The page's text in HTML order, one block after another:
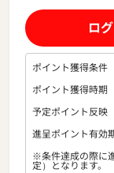
生活様式が変わ
化を遂げています
だからこそダス
お応えできるよう
目に見える「清
目に見えない「
お客様の毎日を
ロ
ポイント獲得条件
ポイント獲得時期
予定ポイント反映
進呈ポイント有効
※条件達成の際に
定）となります。